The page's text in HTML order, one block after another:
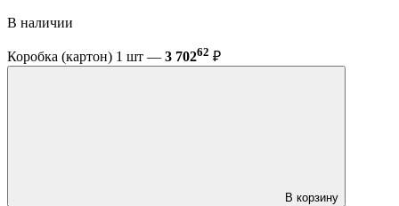
В наличии
Коробка (картон) 1 шт — 3 70262 ₽
В корзину